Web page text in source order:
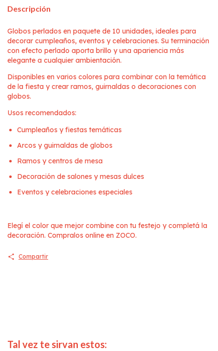
Descripción
Globos perlados en paquete de 10 unidades, ideales para
decorar cumpleaños, eventos y celebraciones. Su terminación
con efecto perlado aporta brillo y una apariencia más
elegante a cualquier ambientación.
Disponibles en varios colores para combinar con la temática
de la fiesta y crear ramos, guirnaldas o decoraciones con
globos.
Usos recomendados:
Cumpleaños y fiestas temáticas
Arcos y guirnaldas de globos
Ramos y centros de mesa
Decoración de salones y mesas dulces
Eventos y celebraciones especiales
Elegí el color que mejor combine con tu festejo y completá la
decoración. Compralos online en ZOCO.
Compartir
Tal vez te sirvan estos: